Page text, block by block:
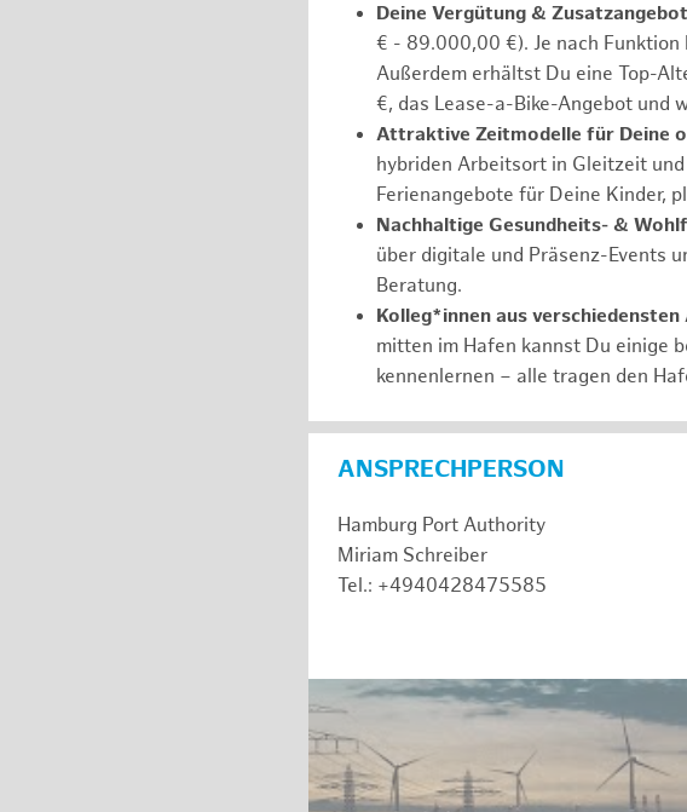
Deine Vergütung &
€ - 89.000,00 €). Je nach
Außerdem erhältst Du eine Top-
€, das Lease-a-Bike-Angebot und
Attraktive Zeitmodelle für Deine
hybriden Arbeitsort in Gleitzeit
Ferienangebote für Deine Kinder,
Nachhaltige Gesundheits- &
über digitale und Präsenz-Events
Beratung.
Kolleg*innen aus
mitten im Hafen kannst Du einige
kennenlernen – alle tragen den
ANSPRECHPERSON
Hamburg Port Authority
Miriam Schreiber
Tel.: +4940428475585